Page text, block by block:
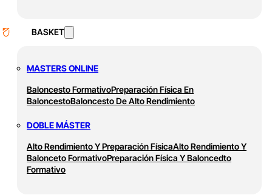
BASKET
MASTERS ONLINE
Baloncesto FormativoPreparación Física En
BaloncestoBaloncesto De Alto Rendimiento
DOBLE MÁSTER
Alto Rendimiento Y Preparación FísicaAlto Rendimiento Y
Balonceto FormativoPreparación Física Y Baloncedto
Formativo